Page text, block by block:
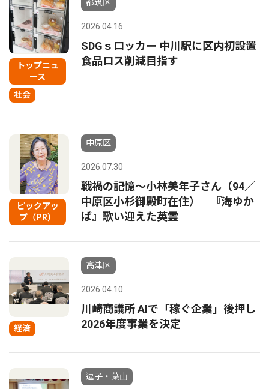
トップニュ
ース
社会
都筑区
2026.04.16
SDGｓロッカー 中川駅に区内初設置
食品ロス削減目指す
ピックアッ
プ（PR）
中原区
2026.07.30
戦禍の記憶〜小林美年子さん（94／
中原区小杉御殿町在住） 『海ゆか
ば』歌い迎えた英霊
経済
高津区
2026.04.10
川崎商議所 AIで「稼ぐ企業」後押し
2026年度事業を決定
逗子・葉山